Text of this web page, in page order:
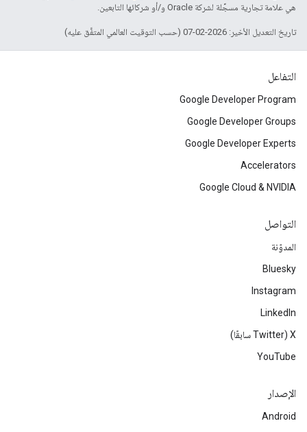
هي علامة تجارية مسجَّلة لشركة Oracle و/أو شركائها التابعين.
تاريخ التعديل الأخير: 2026-02-07 (حسب التوقيت العالمي المتفَّق عليه)
التفاعل
Google Developer Program
Google Developer Groups
Google Developer Experts
Accelerators
Google Cloud & NVIDIA
التواصل
المدوّنة
Bluesky
Instagram
LinkedIn
‫X ‏(Twitter سابقًا)
YouTube
الإصدار
Android